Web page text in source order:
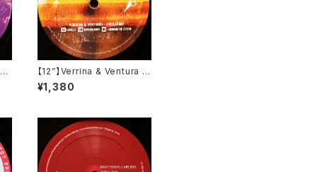
【12”】Verrina & Ventura /
Coclea EP (Propaganda
Records) (PR002)
¥1,380